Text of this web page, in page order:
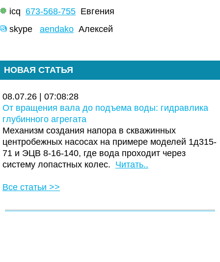
icq 673-568-755 Евгения
skype aendako Алексей
НОВАЯ СТАТЬЯ
08.07.26 | 07:08:28
От вращения вала до подъема воды: гидравлика
глубинного агрегата
Механизм создания напора в скважинных
центробежных насосах на примере моделей 1д315-
71 и ЭЦВ 8-16-140, где вода проходит через
систему лопастных колес. Читать..
Все статьи >>